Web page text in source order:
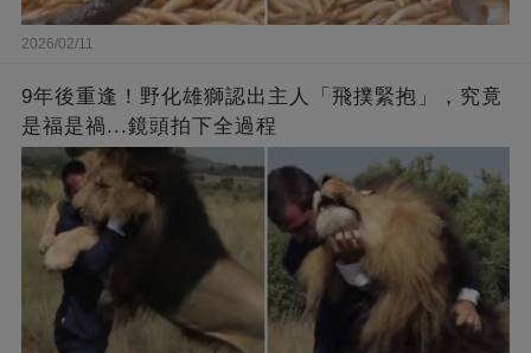
2026/02/11
9年後重逢！野化雄獅認出主人「飛撲緊抱」，究竟
是福是禍...鏡頭拍下全過程